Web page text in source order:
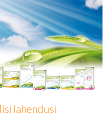
lahendusi